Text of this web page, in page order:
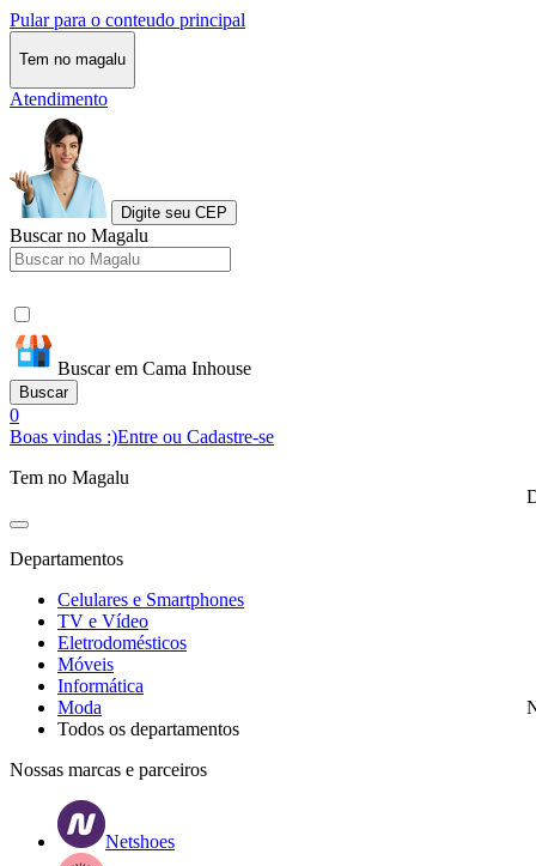
Pular para o conteudo principal
Tem no magalu
Atendimento
Digite seu CEP
Buscar no Magalu
Buscar em Cama Inhouse
Buscar
0
Boas vindas :)Entre ou Cadastre-se
Tem no Magalu
Departamentos
Celulares e Smartphones
TV e Vídeo
Eletrodomésticos
Móveis
Informática
Moda
Todos os departamentos
Nossas marcas e parceiros
Netshoes